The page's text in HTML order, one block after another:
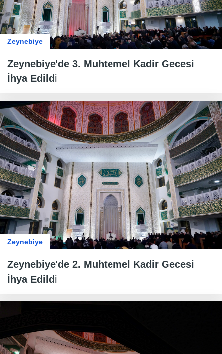
Zeynebiye
Zeynebiye'de 3. Muhtemel Kadir Gecesi
İhya Edildi
Zeynebiye
Zeynebiye'de 2. Muhtemel Kadir Gecesi
İhya Edildi